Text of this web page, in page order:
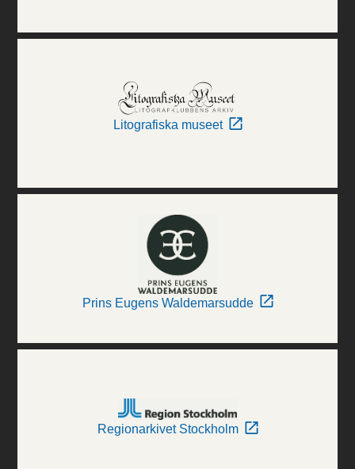
Litografiska museet
Prins Eugens Waldemarsudde
Regionarkivet Stockholm